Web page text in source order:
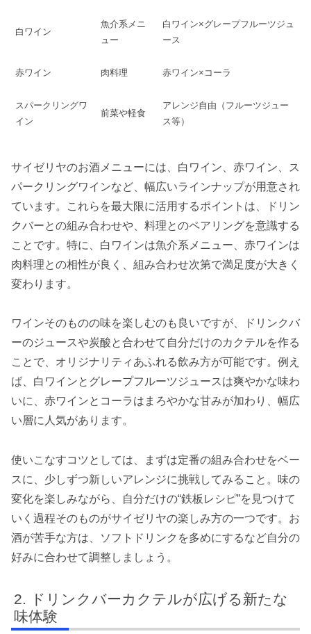
白ワイン
魚介系メニ
ュー
白ワイン×グレープフルーツジュ
ース
赤ワイン 肉料理 赤ワイン×コーラ
スパークリングワ
イン
前菜や軽食
アレンジ自由（フルーツジュー
ス等）
サイゼリヤのお酒メニューには、白ワイン、赤ワイン、ス
パークリングワインなど、幅広いラインナップが用意され
ています。これらを最大限に活用するポイントは、ドリン
クバーとの組み合わせや、料理とのペアリングを意識する
ことです。特に、白ワインは魚介系メニュー、赤ワインは
肉料理との相性が良く、組み合わせ次第で満足度が大きく
変わります。
ワインそのものの味を楽しむのも良いですが、ドリンクバ
ーのジュースや炭酸と合わせて自分だけのカクテルを作る
ことで、オリジナリティあふれる飲み方が可能です。例え
ば、白ワインとグレープフルーツジュースは爽やかな味わ
いに、赤ワインとコーラはまろやかな甘みが加わり、幅広
い層に人気があります。
使いこなすコツとしては、まずは定番の組み合わせをベー
スに、少しずつ新しいアレンジに挑戦してみること。味の
変化を楽しみながら、自分だけの“鉄板レシピ”を見つけて
いく過程そのものがサイゼリヤの楽しみ方の一つです。お
酒が苦手な方は、ソフトドリンクを多めにするなど自分の
好みに合わせて調整しましょう。
ドリンクバーカクテルが広げる新たな
味体験